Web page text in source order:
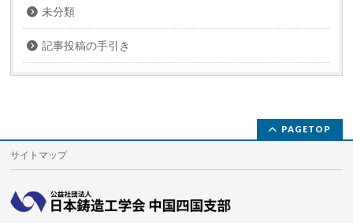
未分類
記事投稿の手引き
PAGETOP
サイトマップ